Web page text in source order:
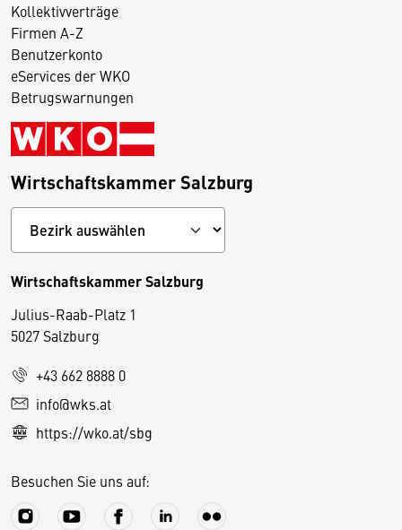
Kollektivverträge
Firmen A-Z
Benutzerkonto
eServices der WKO
Betrugswarnungen
Wirtschaftskammer Salzburg
Wirtschaftskammer Salzburg
Julius-Raab-Platz 1
5027 Salzburg
+43 662 8888 0
info@wks.at
https://wko.at/sbg
Besuchen Sie uns auf:
D
e
s
S
e